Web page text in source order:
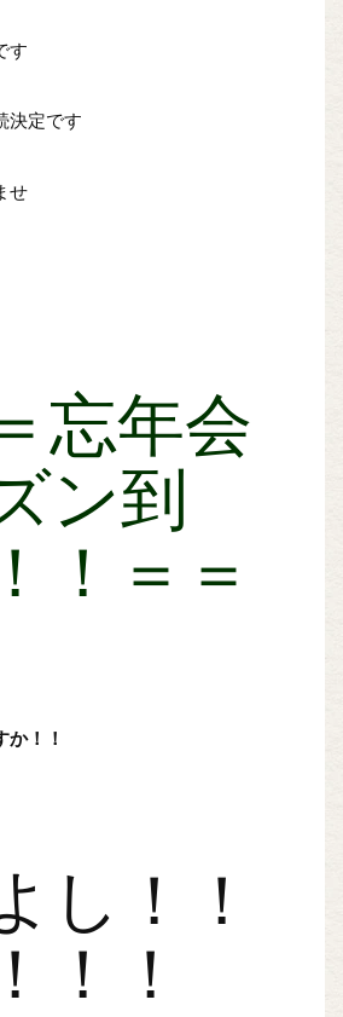
す
決定です
せ
忘年会
ン到
！＝＝
か！！
し！！
！！